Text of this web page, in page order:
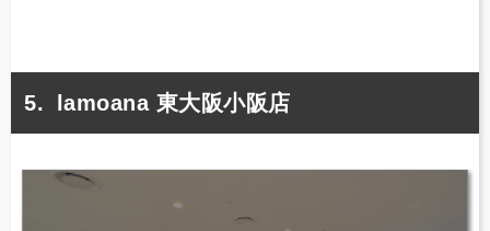
lamoana 東大阪小阪店